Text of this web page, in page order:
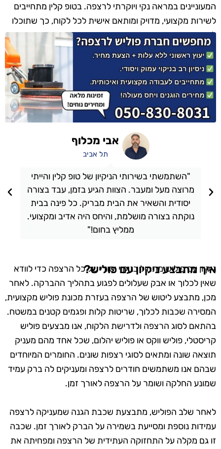
המעוניינים במראה נקי ויוקרתי לרצפה. בטופ קלין מתחייבים
לשירות מקצועי, מדויק ומותאם אישית לכל לקוח, כך שתוכלו
ליהנות מרצפות מבריקות ומטופחות.
"השתמשתי בשירותי הניקיון של טופ קלין והייתי
מרוצה מעל ומעבר. הצוות הגיע בזמן, עבד בצורה
יסודית והשאיר את הבית מבריק. כל פינה בבית
נוקתה בצורה מושלמת, והיחס היה אדיב ומקצועי.
ממליץ בחום!"
אבי מכלוף
תל אביב
איך מתבצע ניקיון עם פוליש?
ניקיון עם פוליש מתחיל בניקוי יסודי של כל הרצפה כדי לוודא
שאין לכלוך או אבק שעלולים לפגוע בתהליך ההברקה. לאחר
מכן, מתבצע ליטוש של הרצפה בעזרת מכונת פוליש מקצועית,
המסירה שכבות לכלוך, שריטות קלות ופגמים קטנים במשטח.
בהתאם לסוג הרצפה ולדרישת הלקוח, אנו מבצעים פוליש
קריסטלי, פוליש ווקס או פוליש יהלום, שכל אחד מהם מעניק
תוצאה שונה ומתאים לסוגי רצפות שונים. החומרים המיוחדים
שבהם אנו משתמשים חודרים לרצפה ומעניקים לה ברק עמיד
שמונע החלקה ושומר על הרצפה לאורך זמן.
לאחר שלב הפוליש, מתבצעת שכבת הגנה שמעניקה לרצפה
עמידות נוספת ומסייעת בשמירה על הברק לאורך זמן. שכבה
זו גם מקלה על התחזוקה העתידית של הרצפה ומפחיתה את